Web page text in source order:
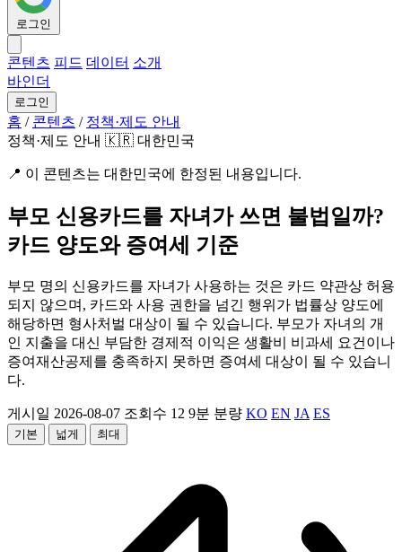
로그인
콘텐츠 피드 데이터 소개
바인더
로그인
홈 / 콘텐츠 / 정책·제도 안내
정책·제도 안내 🇰🇷 대한민국
📍 이 콘텐츠는 대한민국에 한정된 내용입니다.
부모 신용카드를 자녀가 쓰면 불법일까?
카드 양도와 증여세 기준
부모 명의 신용카드를 자녀가 사용하는 것은 카드 약관상 허용
되지 않으며, 카드와 사용 권한을 넘긴 행위가 법률상 양도에
해당하면 형사처벌 대상이 될 수 있습니다. 부모가 자녀의 개
인 지출을 대신 부담한 경제적 이익은 생활비 비과세 요건이나
증여재산공제를 충족하지 못하면 증여세 대상이 될 수 있습니
다.
게시일 2026-08-07 조회수 12 9분 분량 KO EN JA ES
기본 넓게 최대